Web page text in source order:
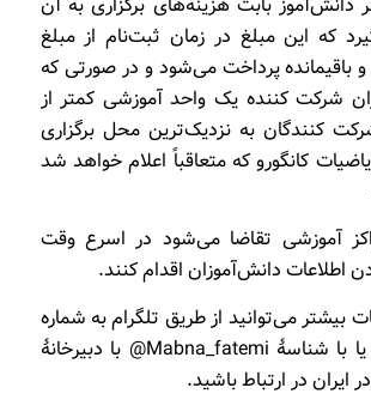
که این مبلغ در زمان ثبت‌نام از مبلغ
باقیمانده پرداخت می‌شود و در صورتی که
شرکت کننده یک واحد آموزشی کمتر از
شرکت کنندگان به نزدیک‌ترین محل برگزاری
کانگورو که متعاقباً اعلام خواهد شد
آموزشی تقاضا می‌شود در اسرع وقت
اطلاعات دانش‌آموزان اقدام کنند.
بیشتر می‌توانید از طریق تلگرام به شماره
۰۹۲۱۲۹۵۴۲۰۳ یا با شناسۀ Mabna_fatemi@ با دبیرخانۀ
ایران در ارتباط باشید.